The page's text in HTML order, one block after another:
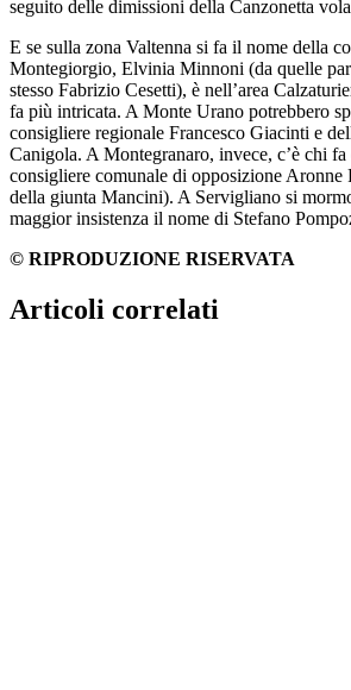
seguito delle dimissioni della Canzonetta
E se sulla zona Valtenna si fa il nome della
Montegiorgio, Elvinia Minnoni (da quelle
stesso Fabrizio Cesetti), è nell’area
fa più intricata. A Monte Urano potrebbero
consigliere regionale Francesco Giacinti e
Canigola. A Montegranaro, invece, c’è chi fa
consigliere comunale di opposizione Aronne
della giunta Mancini). A Servigliano si
maggior insistenza il nome di Stefano
© RIPRODUZIONE RISERVATA
Articoli correlati